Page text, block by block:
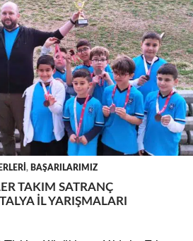
, BAŞARILARIMIZ
TAKIM SATRANÇ
İL YARIŞMALARI